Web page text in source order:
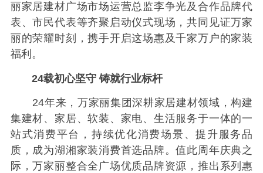
丽家居建材广场市场运营总监李争光及合作品牌代
表、市民代表等齐聚启动仪式现场，共同见证万家
丽的荣耀时刻，携手开启这场惠及千家万户的家装
福利。
24载初心坚守 铸就行业标杆
24年来，万家丽集团深耕家居建材领域，构建
集建材、家居、软装、家电、生活服务于一体的一
站式消费平台，持续优化消费场景、提升服务品
质，成为湖湘家装消费首选品牌。值此周年庆典之
际，万家丽整合全广场优质品牌资源，推出系列惠